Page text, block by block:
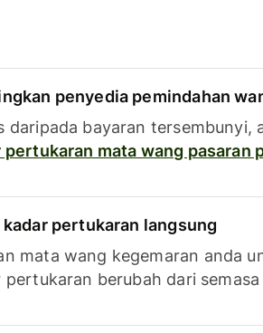
penyedia pemindahan
daripada bayaran tersembunyi,
pertukaran mata wang pasaran
kadar pertukaran langsung
mata wang kegemaran anda
pertukaran berubah dari semasa